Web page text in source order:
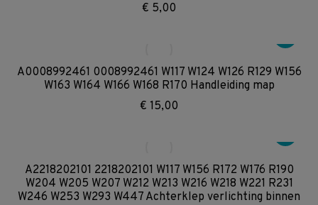
€ 5,00
A0008992461 0008992461 W117 W124 W126 R129 W156
W163 W164 W166 W168 R170 Handleiding map
€ 15,00
A2218202101 2218202101 W117 W156 R172 W176 R190
W204 W205 W207 W212 W213 W216 W218 W221 R231
W246 W253 W293 W447 Achterklep verlichting binnen